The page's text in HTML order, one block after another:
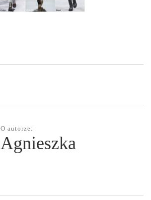
O autorze:
Agnieszka